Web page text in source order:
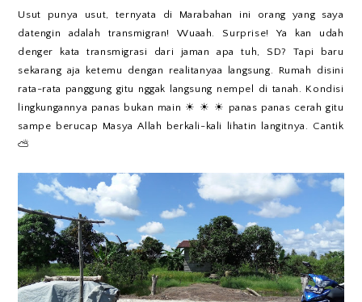
Usut punya usut, ternyata di Marabahan ini orang yang saya
datengin adalah transmigran! Wuaah. Surprise! Ya kan udah
denger kata transmigrasi dari jaman apa tuh, SD? Tapi baru
sekarang aja ketemu dengan realitanyaa langsung. Rumah disini
rata-rata panggung gitu nggak langsung nempel di tanah. Kondisi
lingkungannya panas bukan main ☀ ☀ ☀ panas panas cerah gitu
sampe berucap Masya Allah berkali-kali lihatin langitnya. Cantik
⛅